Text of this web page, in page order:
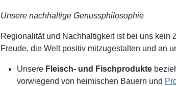
Unsere nachhaltige Genussphilosophie
Regionalität und Nachhaltigkeit ist bei uns kein
Freude, die Welt positiv mitzugestalten und an
Unsere Fleisch- und Fischprodukte
vorwiegend von heimischen Bauern und